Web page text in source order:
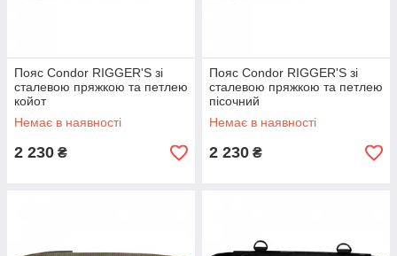
Пояс Condor RIGGER'S зі
сталевою пряжкою та петлею
койот
Немає в наявності
2 230 ₴
Пояс Condor RIGGER'S зі
сталевою пряжкою та петлею
пісочний
Немає в наявності
2 230 ₴